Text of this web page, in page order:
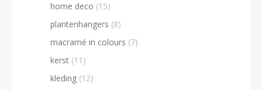
home deco (15)
plantenhangers (8)
macramé in colours (7)
kerst (11)
kleding (12)